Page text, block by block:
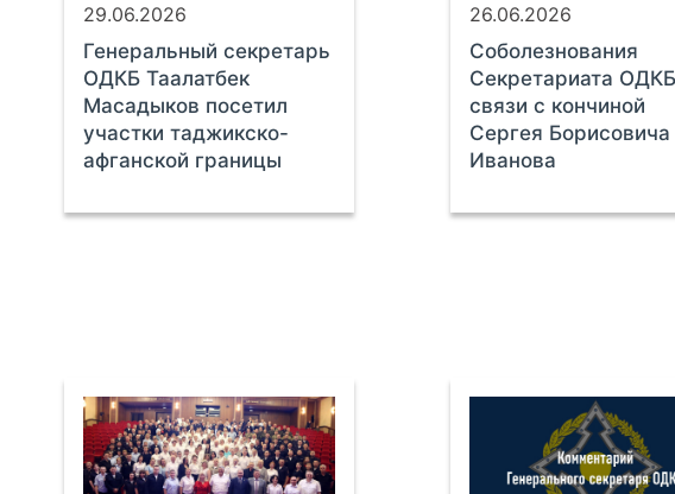
29.06.2026
Генеральный секретарь
ОДКБ Таалатбек
Масадыков посетил
участки таджикско-
афганской границы
26.06.2026
Соболезнования
Секретариата
связи с кончиной
Сергея Борисовича
Иванова